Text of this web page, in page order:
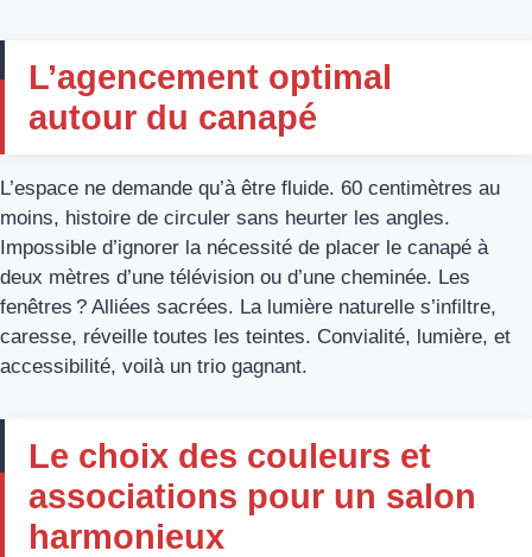
L’agencement optimal
autour du canapé
L’espace ne demande qu’à être fluide. 60 centimètres au
moins, histoire de circuler sans heurter les angles.
Impossible d’ignorer la nécessité de placer le canapé à
deux mètres d’une télévision ou d’une cheminée. Les
fenêtres ? Alliées sacrées. La lumière naturelle s’infiltre,
caresse, réveille toutes les teintes. Convialité, lumière, et
accessibilité, voilà un trio gagnant.
Le choix des couleurs et
associations pour un salon
harmonieux